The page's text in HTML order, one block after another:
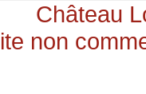
Château
non